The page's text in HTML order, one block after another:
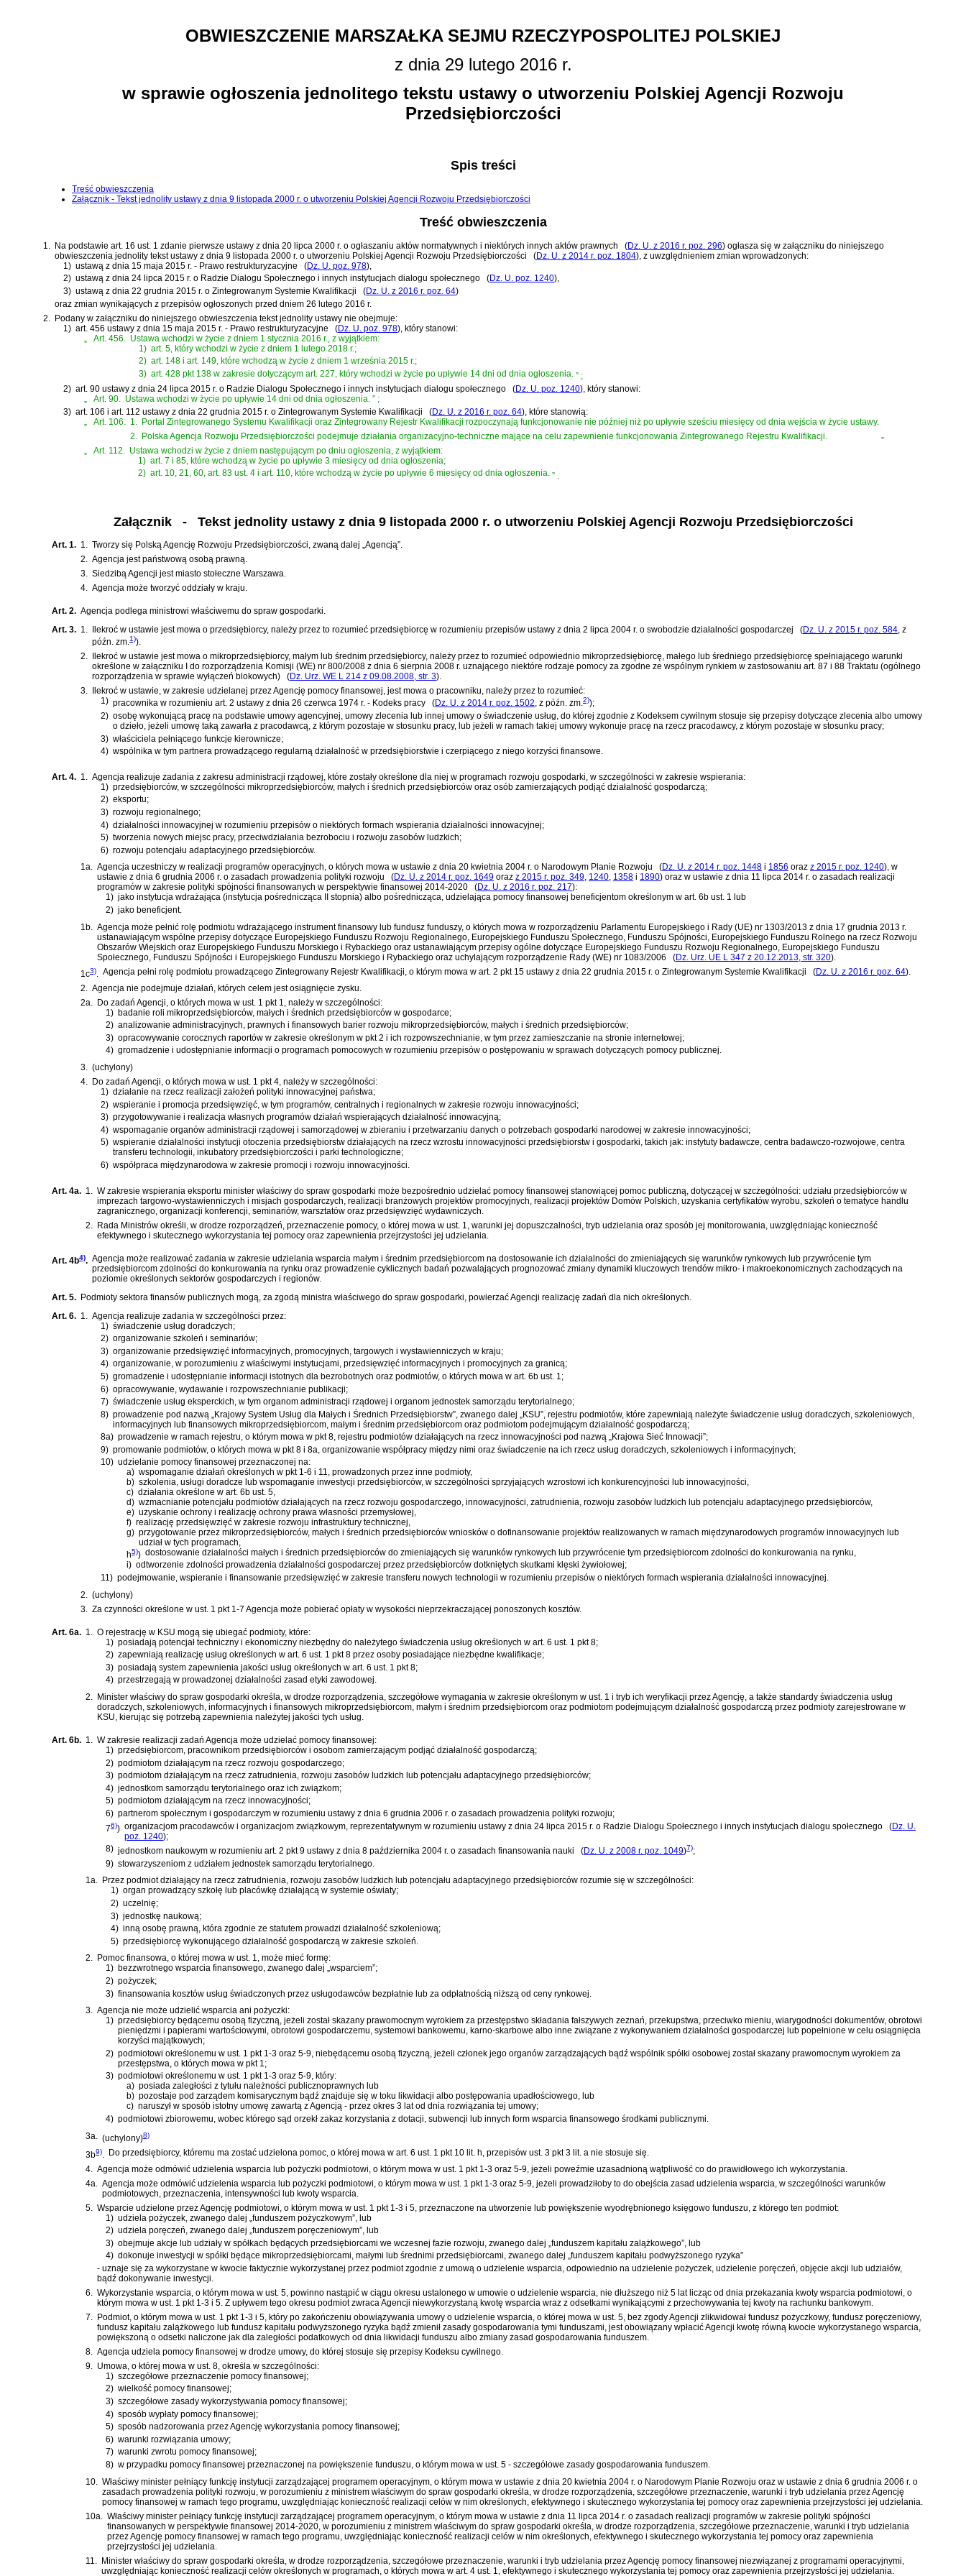
OBWIESZCZENIE MARSZAŁKA SEJMU RZECZYPOSPOLITEJ POLSKIEJ
z dnia 29 lutego 2016 r.
w sprawie ogłoszenia jednolitego tekstu ustawy o utworzeniu Polskiej Agencji Rozwoju
Przedsiębiorczości
Spis treści
Treść obwieszczenia
Załącznik - Tekst jednolity ustawy z dnia 9 listopada 2000 r. o utworzeniu Polskiej Agencji Rozwoju Przedsiębiorczości
Treść obwieszczenia
1. Na podstawie art. 16 ust. 1 zdanie pierwsze ustawy z dnia 20 lipca 2000 r. o ogłaszaniu aktów normatywnych i niektórych innych aktów prawnych (Dz. U. z 2016 r. poz. 296) ogłasza się w załączniku do niniejszego
obwieszczenia jednolity tekstustawy z dnia 9 listopada 2000 r. o utworzeniu Polskiej Agencji Rozwoju Przedsiębiorczości (Dz. U. z 2014 r. poz. 1804), z uwzględnieniem zmian wprowadzonych:
1) ustawą z dnia 15 maja 2015 r. - Prawo restrukturyzacyjne (Dz. U. poz. 978),
2) ustawą z dnia 24 lipca 2015 r. o Radzie Dialogu Społecznego i innych instytucjach dialogu społecznego (Dz. U. poz. 1240),
3) ustawą z dnia 22 grudnia 2015 r. o Zintegrowanym Systemie Kwalifikacji (Dz. U. z 2016 r. poz. 64)
oraz zmian wynikających z przepisów ogłoszonych przed dniem 26 lutego 2016 r.
2.
Podany w załączniku do niniejszego obwieszczenia tekst jednolity ustawy nie obejmuje:
1) art. 456 ustawy z dnia 15 maja 2015 r. - Prawo restrukturyzacyjne (Dz. U. poz. 978) , który stanowi:
Art. 456.
Ustawa wchodzi w życie z dniem 1 stycznia 2016 r., z wyjątkiem:
1) art. 5, który wchodzi w życie z dniem 1 lutego 2018 r.;
2) art. 148 i art. 149, które wchodzą w życie z dniem 1 września 2015 r.;
3) art. 428 pkt 138 w zakresie dotyczącym art. 227, który wchodzi w życie po upływie 14 dni od dnia ogłoszenia. ” ;
2) art. 90 ustawy z dnia 24 lipca 2015 r. o Radzie Dialogu Społecznego i innych instytucjach dialogu społecznego (Dz. U. poz. 1240), który stanowi:
„
Art. 90. Ustawa wchodzi w życie po upływie 14 dni od dnia ogłoszenia. ” ;
3) art. 106 i art. 112 ustawy z dnia 22 grudnia 2015 r. o Zintegrowanym Systemie Kwalifikacji (Dz. U. z 2016 r. poz. 64) , które stanowią:
Art. 106. 1.
Portal Zintegrowanego Systemu Kwalifikacji oraz Zintegrowany Rejestr Kwalifikacji rozpoczynają funkcjonowanie nie później niż po upływie sześciu miesięcy od dnia wejścia w życie ustawy.
2.
Polska Agencja Rozwoju Przedsiębiorczości podejmuje działania organizacyjno-techniczne mające na celu zapewnienie funkcjonowania Zintegrowanego Rejestru Kwalifikacji.
”
Art. 112.
Ustawa wchodzi w życie z dniem następującym po dniu ogłoszenia, z wyjątkiem:
1) art. 7 i 85, które wchodzą w życie po upływie 3 miesięcy od dnia ogłoszenia;
2) art. 10, 21, 60, art. 83 ust. 4 i art. 110, które wchodzą w życie po upływie 6 miesięcy od dnia ogłoszenia. ”
Załącznik- Tekst jednolity ustawy z dnia 9 listopada 2000 r. o utworzeniu Polskiej Agencji Rozwoju Przedsiębiorczości
Art. 1. 1. Tworzy się Polską Agencję Rozwoju Przedsiębiorczości, zwaną dalej „Agencją”.
2. Agencja jest państwową osobą prawną.
3. Siedzibą Agencji jest miasto stołeczne Warszawa.
4. Agencja może tworzyć oddziały w kraju.
Art. 2. Agencja podlega ministrowi właściwemu do spraw gospodarki.
Art. 3. 1. Ilekroć w ustawie jest mowa o przedsiębiorcy, należy przez to rozumieć przedsiębiorcę w rozumieniu przepisów ustawy z dnia 2 lipca 2004 r. o swobodzie działalności gospodarczej (Dz. U. z 2015 r. poz. 584, z
późn. zm.1)).
2.
Ilekroć w ustawie jest mowa o mikroprzedsiębiorcy, małym lub średnim przedsiębiorcy, należy przez to rozumieć odpowiednio mikroprzedsiębiorcę, małego lub średniego przedsiębiorcę spełniającego warunki
określone w załączniku I do rozporządzenia Komisji (WE) nr 800/2008 z dnia 6 sierpnia 2008 r. uznającego niektóre rodzaje pomocy za zgodne ze wspólnym rynkiem w zastosowaniu art. 87 i 88 Traktatu (ogólnego
rozporządzenia w sprawie wyłączeń blokowych)
(Dz. Urz. WE L 214 z 09.08.2008, str. 3).
3.
Ilekroć w ustawie, w zakresie udzielanej przez Agencję pomocy finansowej, jest mowa o pracowniku, należy przez to rozumieć:
1) pracownika w rozumieniu art. 2 ustawy z dnia 26 czerwca 1974 r. - Kodeks pracy (Dz. U. z 2014 r. poz. 1502, z późn. zm.2));
2) osobę wykonującą pracę na podstawie umowy agencyjnej, umowy zlecenia lub innej umowy o świadczenie usług, do której zgodnie z Kodeksem cywilnym stosuje się przepisy dotyczące zlecenia albo umowy
o dzieło, jeżeli umowę taką zawarła z pracodawcą, z którym pozostaje w stosunku pracy, lub jeżeli w ramach takiej umowy wykonuje pracę na rzecz pracodawcy, z którym pozostaje w stosunku pracy;
3) właściciela pełniącego funkcje kierownicze;
4) wspólnika w tym partnera prowadzącego regularną działalność w przedsiębiorstwie i czerpiącego z niego korzyści finansowe.
Art. 4. 1. Agencja realizuje zadania z zakresu administracji rządowej, które zostały określone dla niej w programach rozwoju gospodarki, w szczególności w zakresie wspierania:
1) przedsiębiorców, w szczególności mikroprzedsiębiorców, małych i średnich przedsiębiorców oraz osób zamierzających podjąć działalność gospodarczą;
2) eksportu;
3) rozwoju regionalnego;
4) działalności innowacyjnej w rozumieniu przepisów o niektórych formach wspierania działalności innowacyjnej;
5) tworzenia nowych miejsc pracy, przeciwdziałania bezrobociu i rozwoju zasobów ludzkich;
6) rozwoju potencjału adaptacyjnego przedsiębiorców.
1a. Agencja uczestniczy w realizacji programów operacyjnych, o których mowa w ustawie z dnia 20 kwietnia 2004 r. o Narodowym Planie Rozwoju (Dz. U. z 2014 r. poz. 1448 i 1856 oraz z 2015 r. poz. 1240), w
ustawie z dnia 6 grudnia 2006 r. o zasadach prowadzenia polityki rozwoju
(Dz. U. z 2014 r. poz. 1649 oraz z 2015 r. poz. 349, 1240, 1358 i 1890) oraz w ustawie z dnia 11 lipca 2014 r. o zasadach realizacji
programów w zakresie polityki spójności finansowanych w perspektywie finansowej 2014-2020
(Dz. U. z 2016 r. poz. 217):
1) jako instytucja wdrażająca (instytucja pośrednicząca II stopnia) albo pośrednicząca, udzielająca pomocy finansowej beneficjentom określonym w art. 6b ust. 1 lub
2) jako beneficjent.
1b.
Agencja może pełnić rolę podmiotu wdrażającego instrument finansowy lub fundusz funduszy, o których mowa w rozporządzeniu Parlamentu Europejskiego i Rady (UE) nr 1303/2013 z dnia 17 grudnia 2013 r.
ustanawiającym wspólne przepisy dotyczące Europejskiego Funduszu Rozwoju Regionalnego, Europejskiego Funduszu Społecznego, Funduszu Spójności, Europejskiego Funduszu Rolnego na rzecz Rozwoju
Obszarów Wiejskich oraz Europejskiego Funduszu Morskiego i Rybackiego oraz ustanawiającym przepisy ogólne dotyczące Europejskiego Funduszu Rozwoju Regionalnego, Europejskiego Funduszu
Społecznego, Funduszu Spójności i Europejskiego Funduszu Morskiego i Rybackiego oraz uchylającym rozporządzenie Rady (WE) nr 1083/2006
(Dz. Urz. UE L 347 z 20.12.2013, str. 320)
1c3) Agencja pełni rolę podmiotu prowadzącego Zintegrowany Rejestr Kwalifikacji, o którym mowa w art. 2 pkt 15 ustawy z dnia 22 grudnia 2015 r. o Zintegrowanym Systemie Kwalifikacji (Dz. U. z 2016 r. poz. 64)
2.
Agencja nie podejmuje działań, których celem jest osiągnięcie zysku.
2a.
Do zadań Agencji, o których mowa w ust. 1 pkt 1, należy w szczególności:
1) badanie roli mikroprzedsiębiorców, małych i średnich przedsiębiorców w gospodarce;
2) analizowanie administracyjnych, prawnych i finansowych barier rozwoju mikroprzedsiębiorców, małych i średnich przedsiębiorców;
3) opracowywanie corocznych raportów w zakresie określonym w pkt 2 i ich rozpowszechnianie, w tym przez zamieszczanie na stronie internetowej;
4) gromadzenie i udostępnianie informacji o programach pomocowych w rozumieniu przepisów o postępowaniu w sprawach dotyczących pomocy publicznej.
3. (uchylony)
4. Do zadań Agencji, o których mowa w ust. 1 pkt 4, należy w szczególności:
1) działanie na rzecz realizacji założeń polityki innowacyjnej państwa;
2) wspieranie i promocja przedsięwzięć, w tym programów, centralnych i regionalnych w zakresie rozwoju innowacyjności;
3) przygotowywanie i realizacja własnych programów działań wspierających działalność innowacyjną;
4) wspomaganie organów administracji rządowej i samorządowej w zbieraniu i przetwarzaniu danych o potrzebach gospodarki narodowej w zakresie innowacyjności;
5) wspieranie działalności instytucji otoczenia przedsiębiorstw działających na rzecz wzrostu innowacyjności przedsiębiorstw i gospodarki, takich jak: instytuty badawcze, centra badawczo-rozwojowe, centra
transferu technologii, inkubatory przedsiębiorczości i parki technologiczne;
6) współpraca międzynarodowa w zakresie promocji i rozwoju innowacyjności.
Art. 4a. 1.
W zakresie wspierania eksportu minister właściwy do spraw gospodarki może bezpośrednio udzielać pomocy finansowej stanowiącej pomoc publiczną, dotyczącej w szczególności: udziału przedsiębiorców w
imprezach targowo-wystawienniczych i misjach gospodarczych, realizacji branżowych projektów promocyjnych, realizacji projektów Domów Polskich, uzyskania certyfikatów wyrobu, szkoleń o tematyce handlu
zagranicznego, organizacji konferencji, seminariów, warsztatów oraz przedsięwzięć wydawniczych.
2.
Rada Ministrów określi, w drodze rozporządzeń, przeznaczenie pomocy, o której mowa w ust. 1, warunki jej dopuszczalności, tryb udzielania oraz sposób jej monitorowania, uwzględniając konieczność
efektywnego i skutecznego wykorzystania tej pomocy oraz zapewnienia przejrzystości jej udzielania.
Art. 4b4). Agencja może realizować zadania w zakresie udzielania wsparcia małym i średnim przedsiębiorcom na dostosowanie ich działalności do zmieniających się warunków rynkowych lub przywrócenie tym
przedsiębiorcom zdolności do konkurowania na rynku oraz prowadzenie cyklicznych badań pozwalających prognozować zmiany dynamiki kluczowych trendów mikro- i makroekonomicznych zachodzących na
poziomie określonych sektorów gospodarczych i regionów.
Art. 5. Podmioty sektora finansów publicznych mogą, za zgodą ministra właściwego do spraw gospodarki, powierzać Agencji realizację zadań dla nich określonych.
Art. 6. 1.
Agencja realizuje zadania w szczególności przez:
1) świadczenie usług doradczych;
2) organizowanie szkoleń i seminariów;
3) organizowanie przedsięwzięć informacyjnych, promocyjnych, targowych i wystawienniczych w kraju;
4) organizowanie, w porozumieniu z właściwymi instytucjami, przedsięwzięć informacyjnych i promocyjnych za granicą;
5) gromadzenie i udostępnianie informacji istotnych dla bezrobotnych oraz podmiotów, o których mowa w art. 6b ust. 1;
6) opracowywanie, wydawanie i rozpowszechnianie publikacji;
7) świadczenie usług eksperckich, w tym organom administracji rządowej i organom jednostek samorządu terytorialnego;
8) prowadzenie pod nazwą „Krajowy System Usług dla Małych i Średnich Przedsiębiorstw”, zwanego dalej „KSU”, rejestru podmiotów, które zapewniają należyte świadczenie usług doradczych, szkoleniowych,
informacyjnych lub finansowych mikroprzedsiębiorcom, małym i średnim przedsiębiorcom oraz podmiotom podejmującym działalność gospodarczą;
8a) prowadzenie w ramach rejestru, o którym mowa w pkt 8, rejestru podmiotów działających na rzecz innowacyjności pod nazwą „Krajowa Sieć Innowacji”;
9) promowanie podmiotów, o których mowa w pkt 8 i 8a, organizowanie współpracy między nimi oraz świadczenie na ich rzecz usług doradczych, szkoleniowych i informacyjnych;
10) udzielanie pomocy finansowej przeznaczonej na:
a) wspomaganie działań określonych w pkt 1-6 i 11, prowadzonych przez inne podmioty,
b) szkolenia, usługi doradcze lub wspomaganie inwestycji przedsiębiorców, w szczególności sprzyjających wzrostowi ich konkurencyjności lub innowacyjności,
c) działania określone w art. 6b ust. 5,
d) wzmacnianie potencjału podmiotów działających na rzecz rozwoju gospodarczego, innowacyjności, zatrudnienia, rozwoju zasobów ludzkich lub potencjału adaptacyjnego przedsiębiorców,
e) uzyskanie ochrony i realizację ochrony prawa własności przemysłowej,
f) realizację przedsięwzięć w zakresie rozwoju infrastruktury technicznej,
g) przygotowanie przez mikroprzedsiębiorców, małych i średnich przedsiębiorców wniosków o dofinansowanie projektów realizowanych w ramach międzynarodowych programów innowacyjnych lub
udział w tych programach,
h5)) dostosowanie działalności małych i średnich przedsiębiorców do zmieniających się warunków rynkowych lub przywrócenie tym przedsiębiorcom zdolności do konkurowania na rynku,
i) odtworzenie zdolności prowadzenia działalności gospodarczej przez przedsiębiorców dotkniętych skutkami klęski żywiołowej;
11) podejmowanie, wspieranie i finansowanie przedsięwzięć w zakresie transferu nowych technologii w rozumieniu przepisów o niektórych formach wspierania działalności innowacyjnej.
2.
(uchylony)
3.
Za czynności określone w ust. 1 pkt 1-7 Agencja może pobierać opłaty w wysokości nieprzekraczającej ponoszonych kosztów.
Art. 6a. 1.
O rejestrację w KSU mogą się ubiegać podmioty, które:
1) posiadają potencjał techniczny i ekonomiczny niezbędny do należytego świadczenia usług określonych w art. 6 ust. 1 pkt 8;
2) zapewniają realizację usług określonych w art. 6 ust. 1 pkt 8 przez osoby posiadające niezbędne kwalifikacje;
3) posiadają system zapewnienia jakości usług określonych w art. 6 ust. 1 pkt 8;
4) przestrzegają w prowadzonej działalności zasad etyki zawodowej.
2. Minister właściwy do spraw gospodarki określa, w drodze rozporządzenia, szczegółowe wymagania w zakresie określonym w ust. 1 i tryb ich weryfikacji przez Agencję, a także standardy świadczenia usług
doradczych, szkoleniowych, informacyjnych i finansowych mikroprzedsiębiorcom, małym i średnim przedsiębiorcom oraz podmiotom podejmującym działalność gospodarczą przez podmioty zarejestrowane w
KSU, kierując się potrzebą zapewnienia należytej jakości tych usług.
Art. 6b. 1. W zakresie realizacji zadań Agencja może udzielać pomocy finansowej:
1) przedsiębiorcom, pracownikom przedsiębiorców i osobom zamierzającym podjąć działalność gospodarczą;
2) podmiotom działającym na rzecz rozwoju gospodarczego;
3) podmiotom działającym na rzecz zatrudnienia, rozwoju zasobów ludzkich lub potencjału adaptacyjnego przedsiębiorców;
4) jednostkom samorządu terytorialnego oraz ich związkom;
5) podmiotom działającym na rzecz innowacyjności;
6) partnerom społecznym i gospodarczym w rozumieniu ustawy z dnia 6 grudnia 2006 r. o zasadach prowadzenia polityki rozwoju;
76)) organizacjom pracodawców i organizacjom związkowym, reprezentatywnym w rozumieniu ustawy z dnia 24 lipca 2015 r. o Radzie Dialogu Społecznego i innych instytucjach dialogu społecznego (Dz. U.
poz. 1240);
8) jednostkom naukowym w rozumieniu art. 2 pkt 9 ustawy z dnia 8 października 2004 r. o zasadach finansowania nauki (Dz. U. z 2008 r. poz. 1049)7);
9) stowarzyszeniom z udziałem jednostek samorządu terytorialnego.
1a. Przez podmiot działający na rzecz zatrudnienia, rozwoju zasobów ludzkich lub potencjału adaptacyjnego przedsiębiorców rozumie się w szczególności:
1) organ prowadzący szkołę lub placówkę działającą w systemie oświaty;
2) uczelnię;
3) jednostkę naukową;
4) inną osobę prawną, która zgodnie ze statutem prowadzi działalność szkoleniową;
5) przedsiębiorcę wykonującego działalność gospodarczą w zakresie szkoleń.
2. Pomoc finansowa, o której mowa w ust. 1, może mieć formę:
1) bezzwrotnego wsparcia finansowego, zwanego dalej „wsparciem”;
2) pożyczek;
3) finansowania kosztów usług świadczonych przez usługodawców bezpłatnie lub za odpłatnością niższą od ceny rynkowej.
3. Agencja nie może udzielić wsparcia ani pożyczki:
1) przedsiębiorcy będącemu osobą fizyczną, jeżeli został skazany prawomocnym wyrokiem za przestępstwo składania fałszywych zeznań, przekupstwa, przeciwko mieniu, wiarygodności dokumentów, obrotowi
pieniędzmi i papierami wartościowymi, obrotowi gospodarczemu, systemowi bankowemu, karno-skarbowe albo inne związane z wykonywaniem działalności gospodarczej lub popełnione w celu osiągnięcia
korzyści majątkowych;
2) podmiotowi określonemu w ust. 1 pkt 1-3 oraz 5-9, niebędącemu osobą fizyczną, jeżeli członek jego organów zarządzających bądź wspólnik spółki osobowej został skazany prawomocnym wyrokiem za
przestępstwa, o których mowa w pkt 1;
3) podmiotowi określonemu w ust. 1 pkt 1-3 oraz 5-9, który:
a) posiada zaległości z tytułu należności publicznoprawnych lub
b) pozostaje pod zarządem komisarycznym bądź znajduje się w toku likwidacji albo postępowania upadłościowego, lub
c) naruszył w sposób istotny umowę zawartą z Agencją - przez okres 3 lat od dnia rozwiązania tej umowy;
4) podmiotowi zbiorowemu, wobec którego sąd orzekł zakaz korzystania z dotacji, subwencji lub innych form wsparcia finansowego środkami publicznymi.
3a.
(uchylony)8)
3b9)
Do przedsiębiorcy, któremu ma zostać udzielona pomoc, o której mowa w art. 6 ust. 1 pkt 10 lit. h, przepisów ust. 3 pkt 3 lit. a nie stosuje się.
4.
Agencja może odmówić udzielenia wsparcia lub pożyczki podmiotowi, o którym mowa w ust. 1 pkt 1-3 oraz 5-9, jeżeli poweźmie uzasadnioną wątpliwość co do prawidłowego ich wykorzystania.
4a.
Agencja może odmówić udzielenia wsparcia lub pożyczki podmiotowi, o którym mowa w ust. 1 pkt 1-3 oraz 5-9, jeżeli prowadziłoby to do obejścia zasad udzielenia wsparcia, w szczególności warunków
podmiotowych, przeznaczenia, intensywności lub kwoty wsparcia.
5.
Wsparcie udzielone przez Agencję podmiotowi, o którym mowa w ust. 1 pkt 1-3 i 5, przeznaczone na utworzenie lub powiększenie wyodrębnionego księgowo funduszu, z którego ten podmiot:
1) udziela pożyczek, zwanego dalej „funduszem pożyczkowym”, lub
2) udziela poręczeń, zwanego dalej „funduszem poręczeniowym”, lub
3) obejmuje akcje lub udziały w spółkach będących przedsiębiorcami we wczesnej fazie rozwoju, zwanego dalej „funduszem kapitału zalążkowego”, lub
4) dokonuje inwestycji w spółki będące mikroprzedsiębiorcami, małymi lub średnimi przedsiębiorcami, zwanego dalej „funduszem kapitału podwyższonego ryzyka”
- uznaje się za wykorzystane w kwocie faktycznie wykorzystanej przez podmiot zgodnie z umową o udzielenie wsparcia, odpowiednio na udzielenie pożyczek, udzielenie poręczeń, objęcie akcji lub udziałów,
bądź dokonywanie inwestycji.
6. Wykorzystanie wsparcia, o którym mowa w ust. 5, powinno nastąpić w ciągu okresu ustalonego w umowie o udzielenie wsparcia, nie dłuższego niż 5 lat licząc od dnia przekazania kwoty wsparcia podmiotowi, o
którym mowa w ust. 1 pkt 1-3 i 5. Z upływem tego okresu podmiot zwraca Agencji niewykorzystaną kwotę wsparcia wraz z odsetkami wynikającymi z przechowywania tej kwoty na rachunku bankowym.
7. Podmiot, o którym mowa w ust. 1 pkt 1-3 i 5, który po zakończeniu obowiązywania umowy o udzielenie wsparcia, o której mowa w ust. 5, bez zgody Agencji zlikwidował fundusz pożyczkowy, fundusz poręczeniowy,
fundusz kapitału zalążkowego lub fundusz kapitału podwyższonego ryzyka bądź zmienił zasady gospodarowania tymi funduszami, jest obowiązany wpłacić Agencji kwotę równą kwocie wykorzystanego wsparcia,
powiększoną o odsetki naliczone jak dla zaległości podatkowych od dnia likwidacji funduszu albo zmiany zasad gospodarowania funduszem.
8. Agencja udziela pomocy finansowej w drodze umowy, do której stosuje się przepisy Kodeksu cywilnego.
9. Umowa, o której mowa w ust. 8, określa w szczególności:
1) szczegółowe przeznaczenie pomocy finansowej;
2) wielkość pomocy finansowej;
3) szczegółowe zasady wykorzystywania pomocy finansowej;
4) sposób wypłaty pomocy finansowej;
5) sposób nadzorowania przez Agencję wykorzystania pomocy finansowej;
6) warunki rozwiązania umowy;
7) warunki zwrotu pomocy finansowej;
8) w przypadku pomocy finansowej przeznaczonej na powiększenie funduszu, o którym mowa w ust. 5 - szczegółowe zasady gospodarowania funduszem.
10.
Właściwy minister pełniący funkcję instytucji zarządzającej programem operacyjnym, o którym mowa w ustawie z dnia 20 kwietnia 2004 r. o Narodowym Planie Rozwoju oraz w ustawie z dnia 6 grudnia 2006 r. o
zasadach prowadzenia polityki rozwoju , w porozumieniu z ministrem właściwym do spraw gospodarki określa, w drodze rozporządzenia, szczegółowe przeznaczenie, warunki i tryb udzielania przez Agencję
pomocy finansowej w ramach tego programu, uwzględniając konieczność realizacji celów w nim określonych, efektywnego i skutecznego wykorzystania tej pomocy oraz zapewnienia przejrzystości jej udzielania.
10a.
Właściwy minister pełniący funkcję instytucji zarządzającej programem operacyjnym, o którym mowa w ustawie z dnia 11 lipca 2014 r. o zasadach realizacji programów w zakresie polityki spójności
finansowanych w perspektywie finansowej 2014-2020 , w porozumieniu z ministrem właściwym do spraw gospodarki określa, w drodze rozporządzenia, szczegółowe przeznaczenie, warunki i tryb udzielania
przez Agencję pomocy finansowej w ramach tego programu, uwzględniając konieczność realizacji celów w nim określonych, efektywnego i skutecznego wykorzystania tej pomocy oraz zapewnienia
przejrzystości jej udzielania.
11.
Minister właściwy do spraw gospodarki określa, w drodze rozporządzenia, szczegółowe przeznaczenie, warunki i tryb udzielania przez Agencję pomocy finansowej niezwiązanej z programami operacyjnymi,
uwzględniając konieczność realizacji celów określonych w programach, o których mowa w art. 4 ust. 1, efektywnego i skutecznego wykorzystania tej pomocy oraz zapewnienia przejrzystości jej udzielania.